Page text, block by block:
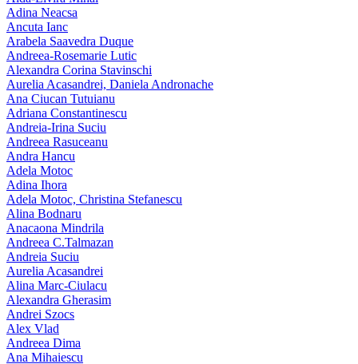
Adina Neacsa
Ancuta Ianc
Arabela Saavedra Duque
Andreea-Rosemarie Lutic
Alexandra Corina Stavinschi
Aurelia Acasandrei, Daniela Andronache
Ana Ciucan Tutuianu
Adriana Constantinescu
Andreia-Irina Suciu
Andreea Rasuceanu
Andra Hancu
Adela Motoc
Adina Ihora
Adela Motoc, Christina Stefanescu
Alina Bodnaru
Anacaona Mindrila
Andreea C.Talmazan
Andreia Suciu
Aurelia Acasandrei
Alina Marc-Ciulacu
Alexandra Gherasim
Andrei Szocs
Alex Vlad
Andreea Dima
Ana Mihaiescu